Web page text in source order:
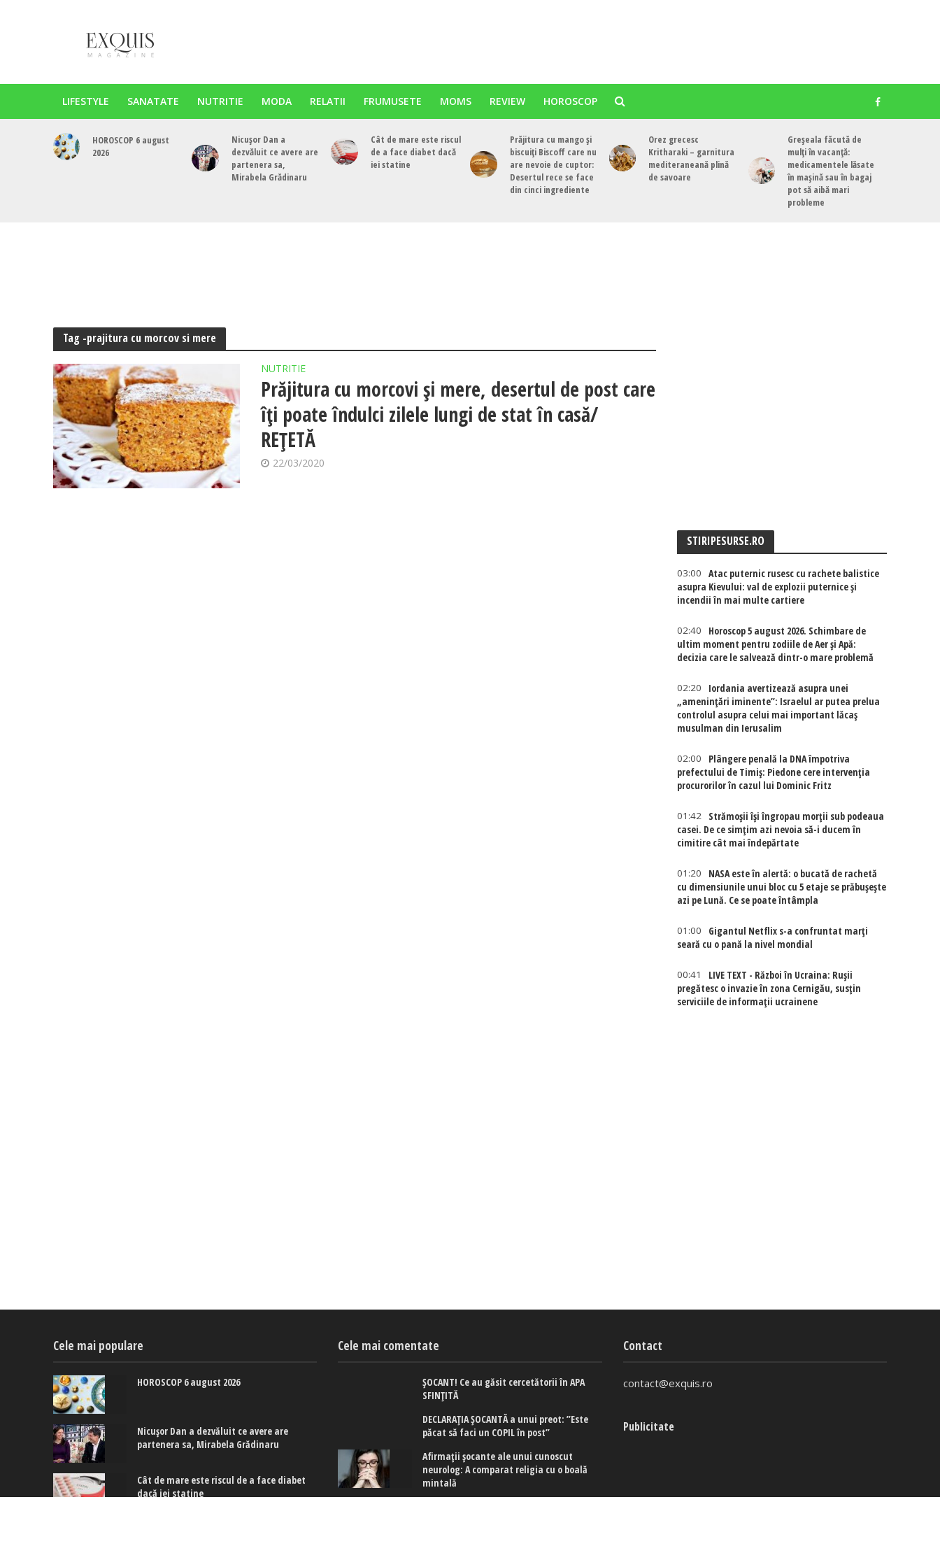
LIFESTYLE SANATATE NUTRITIE MODA RELATII FRUMUSETE MOMS REVIEW HOROSCOP
HOROSCOP 6 august
2026
Nicușor Dan a
dezvăluit ce avere are
partenera sa,
Mirabela Grădinaru
Cât de mare este riscul
de a face diabet dacă
iei statine
Prăjitura cu mango și
biscuiți Biscoff care nu
are nevoie de cuptor:
Desertul rece se face
din cinci ingrediente
Orez grecesc
Kritharaki – garnitura
mediteraneană plină
de savoare
Greșeala făcută de
mulți în vacanță:
medicamentele lăsate
în mașină sau în bagaj
pot să aibă mari
probleme
Tag -prajitura cu morcov si mere
NUTRITIE
Prăjitura cu morcovi și mere, desertul de post care
îți poate îndulci zilele lungi de stat în casă/
REȚETĂ
22/03/2020
STIRIPESURSE.RO
03:00
Atac puternic rusesc cu rachete balistice
asupra Kievului: val de explozii puternice și
incendii în mai multe cartiere
02:40
Horoscop 5 august 2026. Schimbare de
ultim moment pentru zodiile de Aer și Apă:
decizia care le salvează dintr-o mare problemă
02:20
Iordania avertizează asupra unei
„amenințări iminente”: Israelul ar putea prelua
controlul asupra celui mai important lăcaș
musulman din Ierusalim
02:00
Plângere penală la DNA împotriva
prefectului de Timiș: Piedone cere intervenția
procurorilor în cazul lui Dominic Fritz
01:42
Strămoșii își îngropau morții sub podeaua
casei. De ce simțim azi nevoia să-i ducem în
cimitire cât mai îndepărtate
01:20
NASA este în alertă: o bucată de rachetă
cu dimensiunile unui bloc cu 5 etaje se prăbușește
azi pe Lună. Ce se poate întâmpla
01:00
Gigantul Netflix s-a confruntat marţi
seară cu o pană la nivel mondial
00:41
LIVE TEXT - Război în Ucraina: Rușii
pregătesc o invazie în zona Cernigău, susțin
serviciile de informații ucrainene
Cele mai populare
HOROSCOP 6 august 2026
Nicușor Dan a dezvăluit ce avere are
partenera sa, Mirabela Grădinaru
Cât de mare este riscul de a face diabet
dacă iei statine
Cele mai comentate
ȘOCANT! Ce au găsit cercetătorii în APA
SFINȚITĂ
DECLARAȚIA ȘOCANTĂ a unui preot: ”Este
păcat să faci un COPIL în post”
Afirmaţii şocante ale unui cunoscut
neurolog: A comparat religia cu o boală
mintală
Contact
contact@exquis.ro
Publicitate